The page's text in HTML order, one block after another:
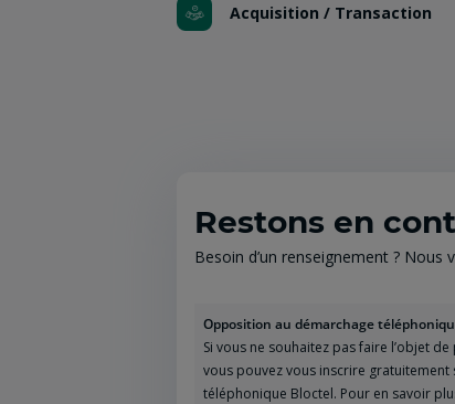
Acquisition / Transaction
Restons en
Besoin d’un renseignement ?
Opposition au démarchage
Si vous ne souhaitez pas faire l’objet
vous pouvez vous inscrire
téléphonique Bloctel. Pour en savoir